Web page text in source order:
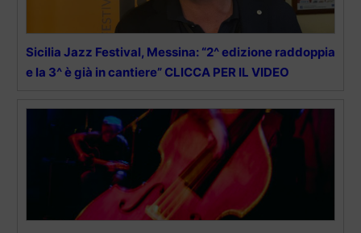
Sicilia Jazz Festival, Messina: “2^ edizione raddoppia
e la 3^ è già in cantiere” CLICCA PER IL VIDEO